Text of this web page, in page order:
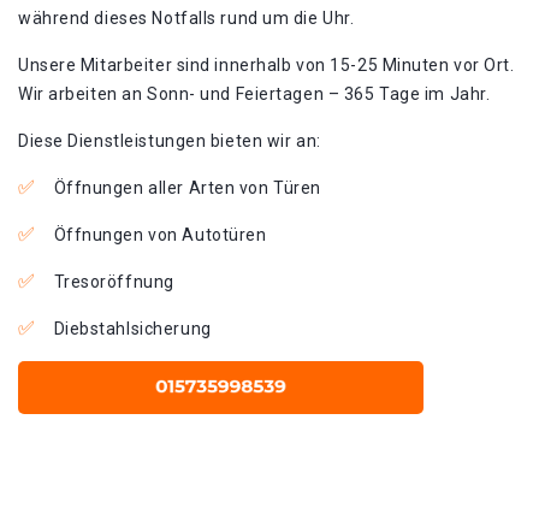
während dieses Notfalls rund um die Uhr.
Unsere Mitarbeiter sind innerhalb von 15-25 Minuten vor Ort.
Wir arbeiten an Sonn- und Feiertagen – 365 Tage im Jahr.
Diese Dienstleistungen bieten wir an:
Öffnungen aller Arten von Türen
Öffnungen von Autotüren
Tresoröffnung
Diebstahlsicherung